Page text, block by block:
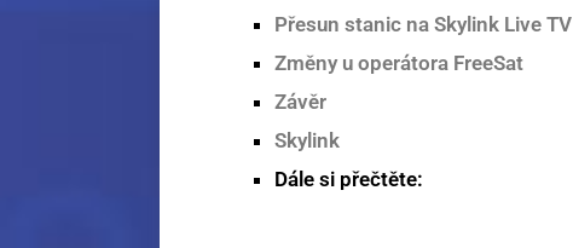
Přesun stanic na Skylink Live TV
Změny u operátora FreeSat
Závěr
Skylink
Dále si přečtěte: